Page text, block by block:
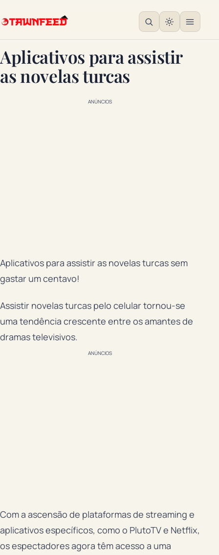
Aplicativos para assistir
as novelas turcas
ANÚNCIOS
Aplicativos para assistir as novelas turcas sem
gastar um centavo!
Assistir novelas turcas pelo celular tornou-se
uma tendência crescente entre os amantes de
dramas televisivos.
ANÚNCIOS
Com a ascensão de plataformas de streaming e
aplicativos específicos, como o PlutoTV e Netflix,
os espectadores agora têm acesso a uma